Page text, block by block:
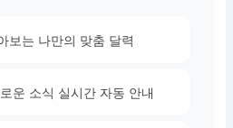
보는 나만의 맞춤 달력
운 소식 실시간 자동 안내